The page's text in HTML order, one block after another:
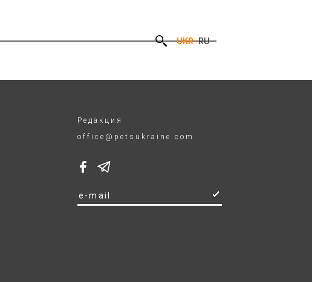
UKR RU
Редакция
office@petsukraine.com